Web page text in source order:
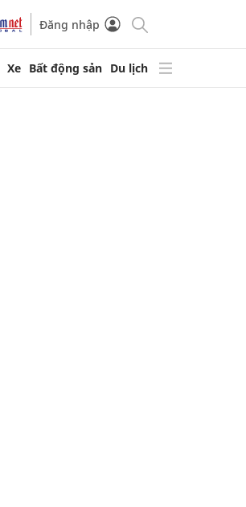
Đăng nhập
Xe Bất động sản Du lịch